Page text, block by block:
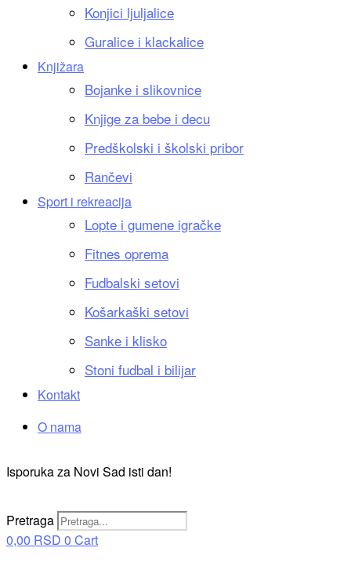
Konjici ljuljalice
Guralice i klackalice
Knjižara
Bojanke i slikovnice
Knjige za bebe i decu
Predškolski i školski pribor
Rančevi
Sport i rekreacija
Lopte i gumene igračke
Fitnes oprema
Fudbalski setovi
Košarkaški setovi
Sanke i klisko
Stoni fudbal i bilijar
Kontakt
O nama
Isporuka za Novi Sad isti dan!
Pretraga
0,00 RSD 0 Cart